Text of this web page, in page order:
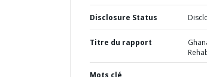
Disclosure Status
Titre du rapport
Mots clé